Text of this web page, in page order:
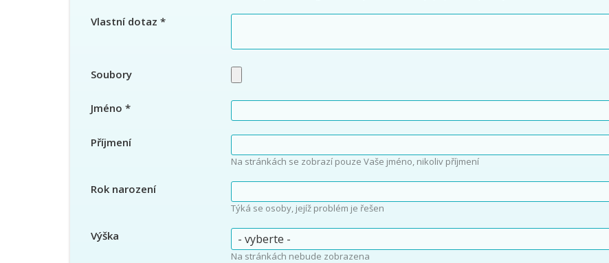
Vlastní dotaz *
Soubory
Jméno *
Příjmení
Na stránkách se zobrazí pouze Vaše jméno, nikoliv příjmení
Rok narození
Týká se osoby, jejíž problém je řešen
Výška
Na stránkách nebude zobrazena